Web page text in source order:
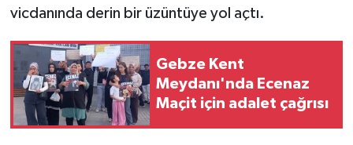
vicdanında derin bir üzüntüye yol açtı.
Gebze Kent
Meydanı'nda Ecenaz
Maçit için adalet çağrısı